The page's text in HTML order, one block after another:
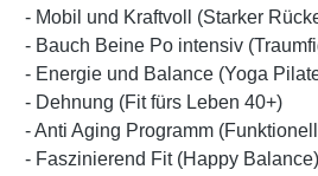
- Mobil und Kraftvoll (Starker
- Bauch Beine Po intensiv
- Energie und Balance (Yoga
- Dehnung (Fit fürs Leben 40+)
- Anti Aging Programm
- Faszinierend Fit (Happy Balance)